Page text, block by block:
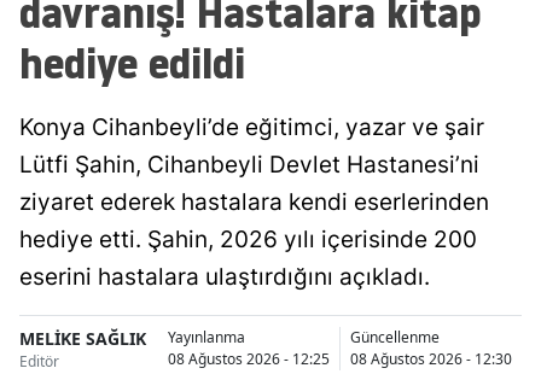
Kahramanmaraş
Mardin
Muğla
Nevşehir
davranış! Hastalara kitap
hediye edildi
Konya Cihanbeyli’de eğitimci, yazar ve şair
Lütfi Şahin, Cihanbeyli Devlet Hastanesi’ni
ziyaret ederek hastalara kendi eserlerinden
hediye etti. Şahin, 2026 yılı içerisinde 200
eserini hastalara ulaştırdığını açıkladı.
MELİKE SAĞLIK
Editör
Yayınlanma
08 Ağustos 2026 - 12:25
Güncellenme
08 Ağustos 2026 - 12:30